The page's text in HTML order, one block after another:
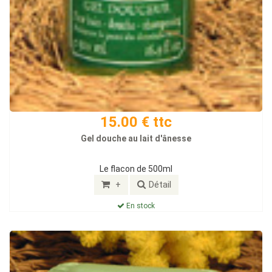
15.00 € ttc
Gel douche au lait d'ânesse
Le flacon de 500ml
+ Détail
En stock